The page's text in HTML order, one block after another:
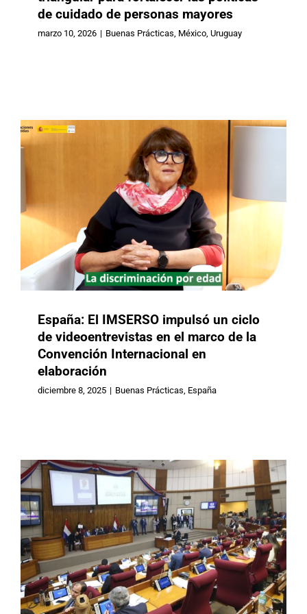
de cuidado de personas mayores
marzo 10, 2026 | Buenas Prácticas, México, Uruguay
España: El IMSERSO impulsó un
ciclo de videoentrevistas en el
España: El IMSERSO impulsó un ciclo
de videoentrevistas en el marco de la
Convención Internacional en
elaboración
diciembre 8, 2025 | Buenas Prácticas, España
Paraguay: El país completó el
la Convención Interamericana